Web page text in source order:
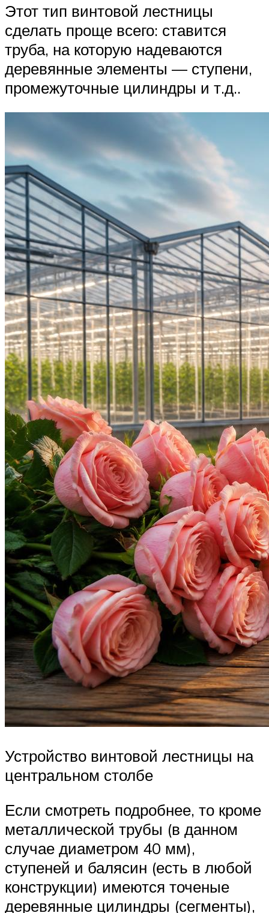
Этот тип винтовой лестницы
сделать проще всего: ставится
труба, на которую надеваются
деревянные элементы — ступени,
промежуточные цилиндры и т.д..
Устройство винтовой лестницы на
центральном столбе
Если смотреть подробнее, то кроме
металлической трубы (в данном
случае диаметром 40 мм),
ступеней и балясин (есть в любой
конструкции) имеются точеные
деревянные цилиндры (сегменты),